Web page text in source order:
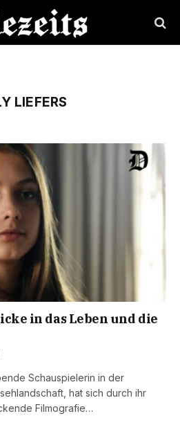
LIEFERS
in das Leben und die
Schauspielerin in der
hat sich durch ihr
Filmografie…